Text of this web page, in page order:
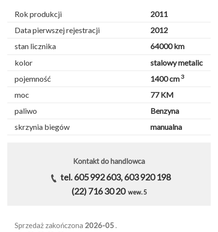
Rok produkcji
2011
Data pierwszej rejestracji
2012
stan licznika
64000 km
kolor
stalowy metalic
pojemność
1400 cm 3
moc
77 KM
paliwo
Benzyna
skrzynia biegów
manualna
Kontakt do handlowca
tel. 605 992 603, 603 920 198
(22) 716 30 20 wew. 5
Sprzedaż zakończona 2026-05 .